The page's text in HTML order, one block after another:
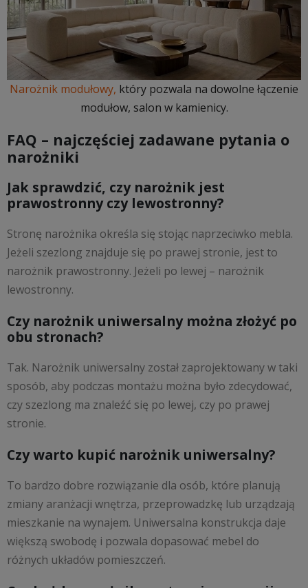
Narożnik modułowy, który pozwala na dowolne łączenie
modułow, salon w kamienicy.
FAQ – najczęściej zadawane pytania o
narożniki
Jak sprawdzić, czy narożnik jest
prawostronny czy lewostronny?
Stronę narożnika określa się stojąc naprzeciwko mebla.
Jeżeli szezlong znajduje się po prawej stronie, jest to
narożnik prawostronny. Jeżeli po lewej – narożnik
lewostronny.
Czy narożnik uniwersalny można złożyć po
obu stronach?
Tak. Narożnik uniwersalny został zaprojektowany w taki
sposób, aby podczas montażu można było zdecydować,
czy szezlong ma znaleźć się po lewej, czy po prawej
stronie.
Czy warto kupić narożnik uniwersalny?
To bardzo dobre rozwiązanie dla osób, które planują
zmiany aranżacji wnętrza, przeprowadzkę lub urządzają
mieszkanie na wynajem. Uniwersalna konstrukcja daje
większą swobodę i pozwala dopasować mebel do
różnych układów pomieszczeń.